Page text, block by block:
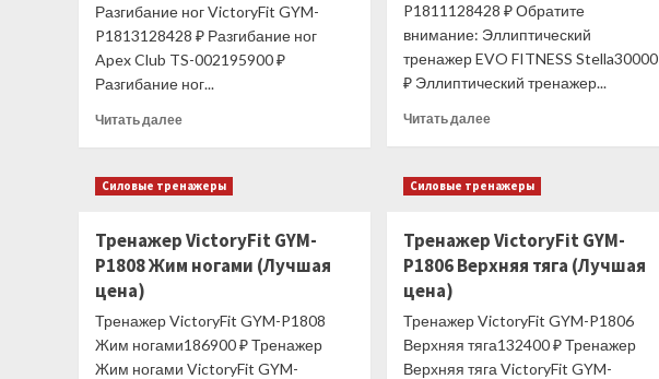
Разгибание ног VictoryFit GYM-
P1813128428 ₽ Разгибание ног
Apex Club TS-002195900 ₽
Разгибание ног...
Читать далееПрочитать
Тренажер
VictoryFit
P1813
Разгибание
цена)
P1811128428 ₽ Обратите
внимание: Эллиптический
тренажер EVO FITNESS Stella30000
₽ Эллиптический тренажер...
Читать далееПрочитать
Тренажер
VictoryFit
P1811
Трицепс
Силовые тренажеры
Тренажер VictoryFit GYM-
P1808 Жим ногами (Лучшая
цена)
Тренажер VictoryFit GYM-P1808
Жим ногами186900 ₽ Тренажер
Жим ногами VictoryFit GYM-
Силовые тренажеры
Тренажер VictoryFit GYM-
P1806 Верхняя тяга (Лучшая
цена)
Тренажер VictoryFit GYM-P1806
Верхняя тяга132400 ₽ Тренажер
Верхняя тяга VictoryFit GYM-